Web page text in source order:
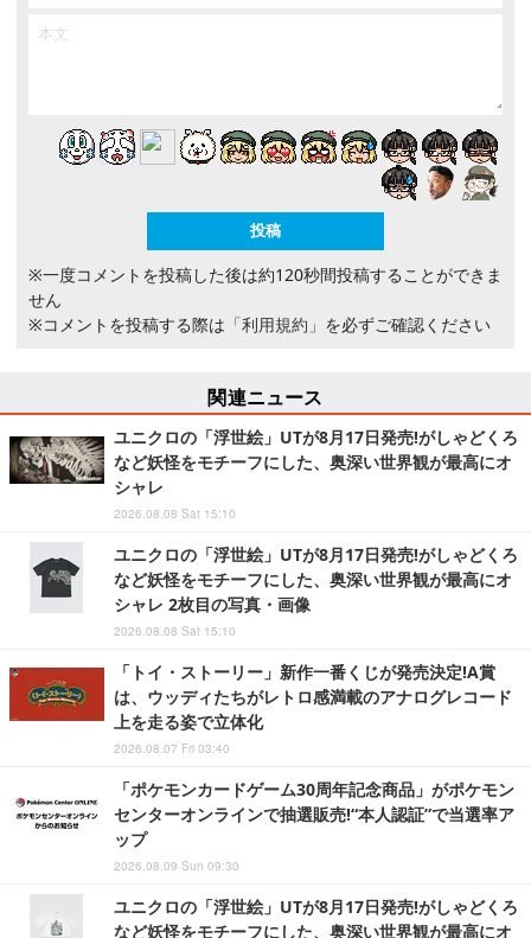
※一度コメントを投稿した後は約120秒間投稿することができま
せん
※コメントを投稿する際は 「利用規約」 を必ずご確認ください
関連ニュース
ユニクロの「浮世絵」UTが8月17日発売!がしゃどくろ
など妖怪をモチーフにした、奥深い世界観が最高にオ
シャレ
2026.08.08 Sat 15:10
ユニクロの「浮世絵」UTが8月17日発売!がしゃどくろ
など妖怪をモチーフにした、奥深い世界観が最高にオ
シャレ 2枚目の写真・画像
2026.08.08 Sat 15:10
「トイ・ストーリー」新作一番くじが発売決定!A賞
は、ウッディたちがレトロ感満載のアナログレコード
上を走る姿で立体化
2026.08.07 Fri 03:40
「ポケモンカードゲーム30周年記念商品」がポケモン
センターオンラインで抽選販売!“本人認証”で当選率ア
ップ
2026.08.09 Sun 09:30
ユニクロの「浮世絵」UTが8月17日発売!がしゃどくろ
など妖怪をモチーフにした、奥深い世界観が最高にオ